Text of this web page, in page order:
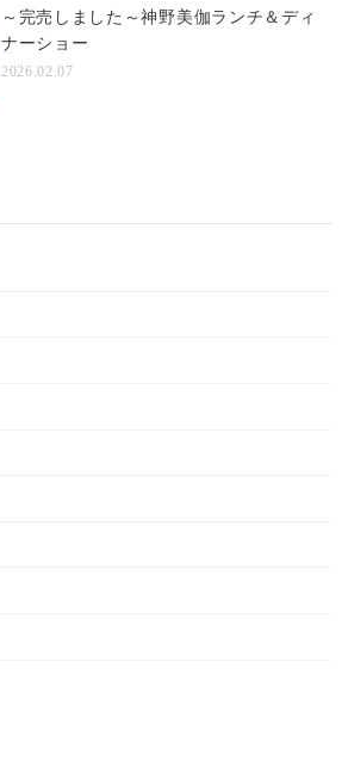
～完売しました～神野美伽ランチ＆ディ
ナーショー
2026.02.07